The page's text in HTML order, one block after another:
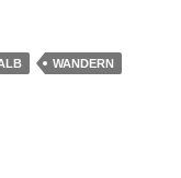
WANDERN